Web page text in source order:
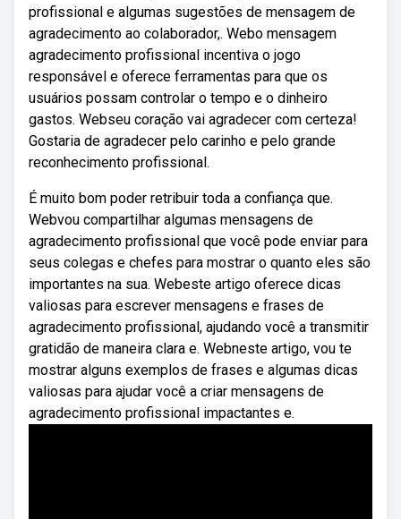
profissional e algumas sugestões de mensagem de
agradecimento ao colaborador,. Webo mensagem
agradecimento profissional incentiva o jogo
responsável e oferece ferramentas para que os
usuários possam controlar o tempo e o dinheiro
gastos. Webseu coração vai agradecer com certeza!
Gostaria de agradecer pelo carinho e pelo grande
reconhecimento profissional.
É muito bom poder retribuir toda a confiança que.
Webvou compartilhar algumas mensagens de
agradecimento profissional que você pode enviar para
seus colegas e chefes para mostrar o quanto eles são
importantes na sua. Webeste artigo oferece dicas
valiosas para escrever mensagens e frases de
agradecimento profissional, ajudando você a transmitir
gratidão de maneira clara e. Webneste artigo, vou te
mostrar alguns exemplos de frases e algumas dicas
valiosas para ajudar você a criar mensagens de
agradecimento profissional impactantes e.